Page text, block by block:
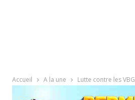
Accueil A la une Lutte contre les VBG